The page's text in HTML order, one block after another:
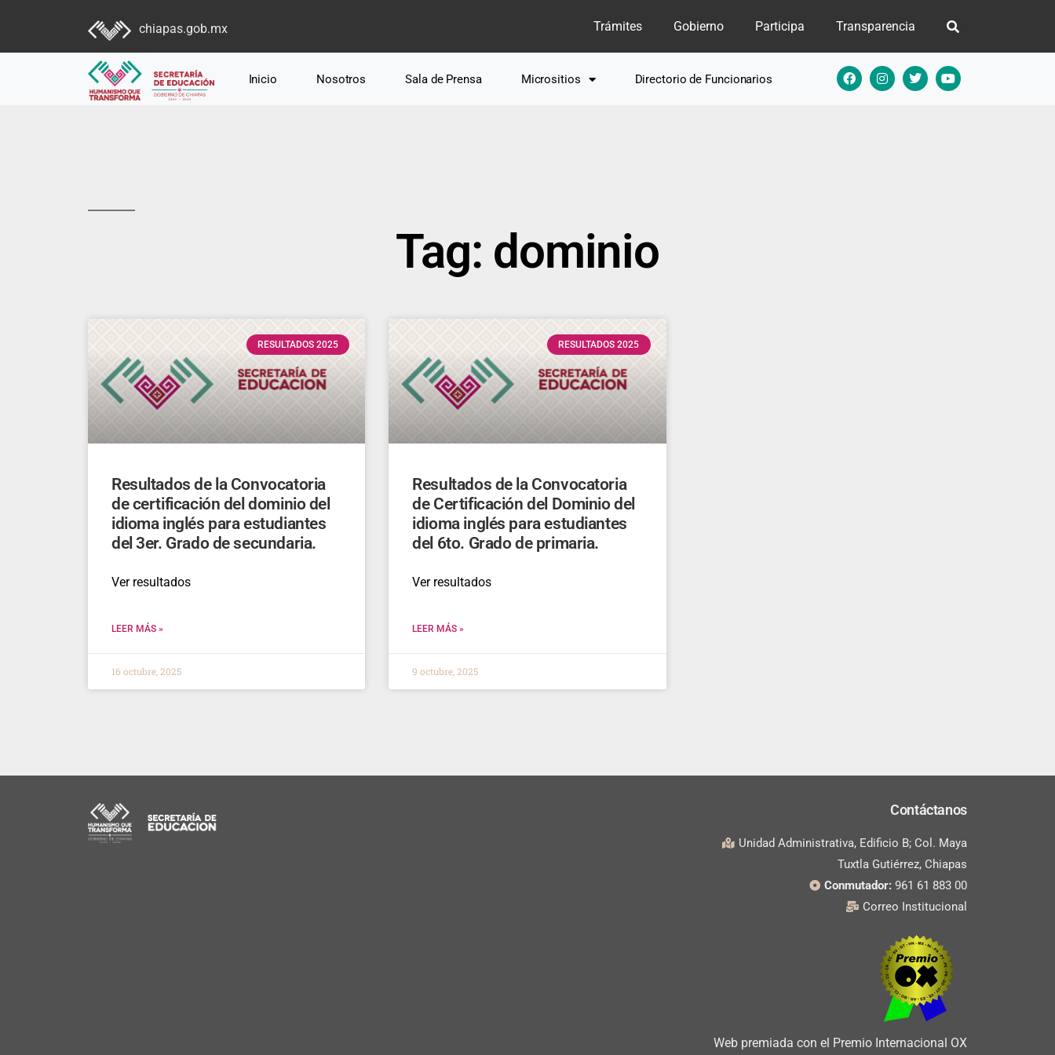
chiapas.gob.mx Trámites Gobierno Participa Transparencia
Inicio Nosotros Sala de Prensa Micrositios Directorio de Funcionarios
Tag: dominio
RESULTADOS 2025
Resultados de la Convocatoria
de certificación del dominio del
idioma inglés para estudiantes
del 3er. Grado de secundaria.
Ver resultados
LEER MÁS »
16 octubre, 2025
RESULTADOS 2025
Resultados de la Convocatoria
de Certificación del Dominio del
idioma inglés para estudiantes
del 6to. Grado de primaria.
Ver resultados
LEER MÁS »
9 octubre, 2025
Contáctanos
Unidad Administrativa, Edificio B; Col. Maya
Tuxtla Gutiérrez, Chiapas
Conmutador: 961 61 883 00
Correo Institucional
Web premiada con el Premio Internacional OX